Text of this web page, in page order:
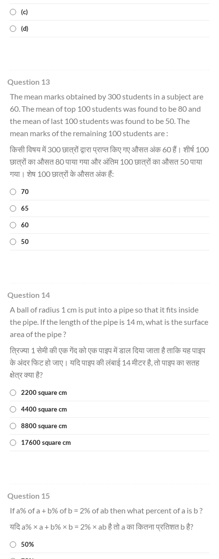
(c)
(d)
Question 13
The mean marks obtained by 300 students in a subject are
60. The mean of top 100 students was found to be 80 and
the mean of last 100 students was found to be 50. The
mean marks of the remaining 100 students are :
किसी विषय में 300 छात्रों द्वारा प्राप्त किए गए औसत अंक 60 हैं। शीर्ष 100
छात्रों का औसत 80 पाया गया और अंतिम 100 छात्रों का औसत 50 पाया
गया। शेष 100 छात्रों के औसत अंक हैं:
70
65
60
50
Question 14
A ball of radius 1 cm is put into a pipe so that it fits inside
the pipe. If the length of the pipe is 14 m, what is the surface
area of the pipe ?
त्रिज्या 1 सेमी की एक गेंद को एक पाइप में डाल दिया जाता है ताकि यह पाइप
के अंदर फिट हो जाए। यदि पाइप की लंबाई 14 मीटर है, तो पाइप का सतह
क्षेत्र क्या है?
2200 square cm
4400 square cm
8800 square cm
17600 square cm
Question 15
If a% of a + b% of b = 2% of ab then what percent of a is b ?
यदि a% × a + b% × b = 2% × ab है तो a का कितना प्रतिशत b है?
50%